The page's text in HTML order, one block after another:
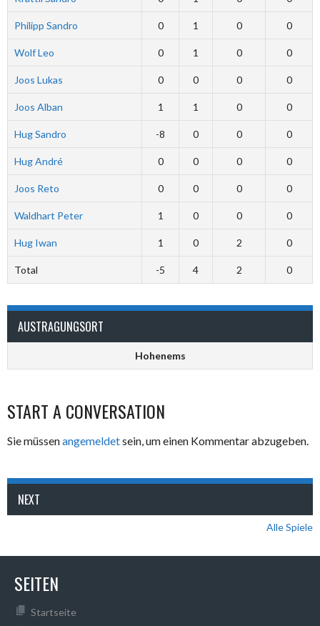
Philipp Sandro 0 1 0 0
Wolf Leo 0 1 0 0
Joos Lukas 0 0 0 0
Joos Alban 1 1 0 0
Hug Sandro -8 0 0 0
Hug André 0 0 0 0
Joos Reto 0 0 0 0
Waldhart Peter 1 0 0 0
Hug Iwan 1 0 2 0
Total -5 4 2 0
AUSTRAGUNGSORT
Hohenems
START A CONVERSATION
Sie müssenangemeldetsein, um einen Kommentar abzugeben.
NEXT
Alle Spiele
SEITEN
Startseite